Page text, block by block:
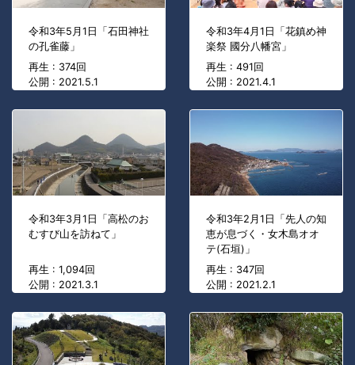
令和3年5月1日「石田神社
の孔雀藤」
再生 : 374回
公開 : 2021.5.1
令和3年4月1日「花鎮め神
楽祭 國分八幡宮」
再生 : 491回
公開 : 2021.4.1
令和3年3月1日「高松のお
むすび山を訪ねて」
再生 : 1,094回
公開 : 2021.3.1
令和3年2月1日「先人の知
恵が息づく・女木島オオ
テ(石垣)」
再生 : 347回
公開 : 2021.2.1